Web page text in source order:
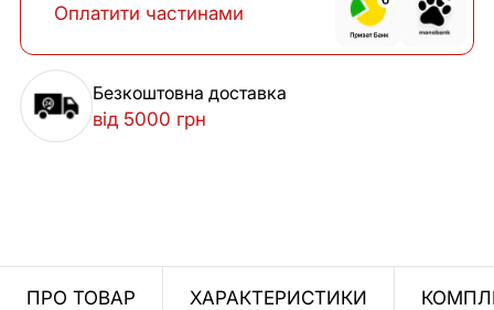
Оплатити частинами
Безкоштовна доставка
від 5000 грн
ПРО ТОВАР ХАРАКТЕРИСТИКИ